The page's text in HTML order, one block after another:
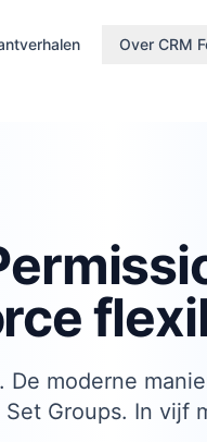
Over CRM
moderne
Groups. In vijf